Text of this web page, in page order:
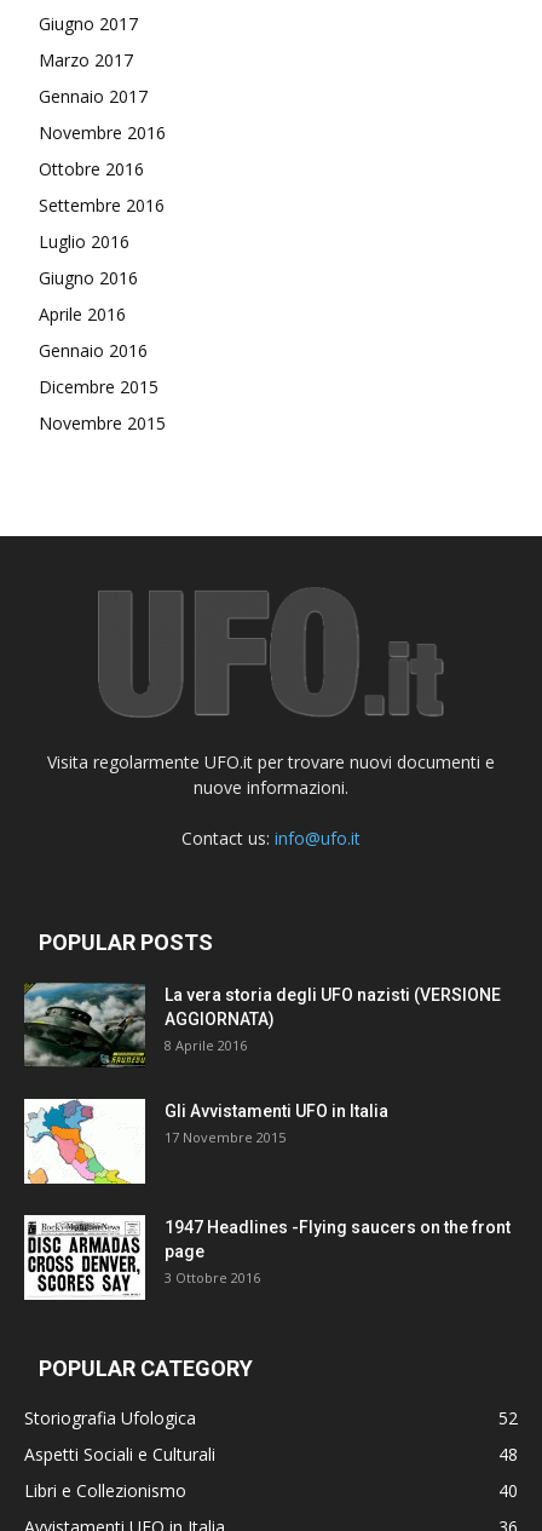
Giugno 2017
Marzo 2017
Gennaio 2017
Novembre 2016
Ottobre 2016
Settembre 2016
Luglio 2016
Giugno 2016
Aprile 2016
Gennaio 2016
Dicembre 2015
Novembre 2015
Visita regolarmente UFO.it per trovare nuovi documenti e
nuove informazioni.
Contact us: info@ufo.it
POPULAR POSTS
La vera storia degli UFO nazisti (VERSIONE
AGGIORNATA)
8 Aprile 2016
Gli Avvistamenti UFO in Italia
17 Novembre 2015
1947 Headlines -Flying saucers on the front
page
3 Ottobre 2016
POPULAR CATEGORY
Storiografia Ufologica
52
Aspetti Sociali e Culturali
48
Libri e Collezionismo
40
Avvistamenti UFO in Italia
36